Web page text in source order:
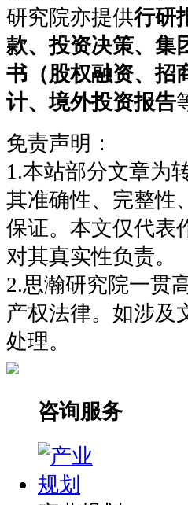
研究院亦提供行研
款、投资决策、集
书（股权融资、招
计、境外投资报告
免责声明：
1.本站部分文章为
其准确性、完整性
保证。本文仅代表
对其真实性负责。
2.思瀚研究院一贯
产权法律。如涉及
处理。
咨询服务